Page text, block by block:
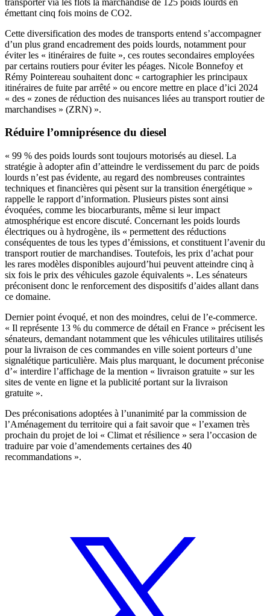
émettant cinq fois moins de CO2.
Cette diversification des modes de transports entend s’accompagner
d’un plus grand encadrement des poids lourds, notamment pour
éviter les « itinéraires de fuite », ces routes secondaires employées
par certains routiers pour éviter les péages. Nicole Bonnefoy et
Rémy Pointereau souhaitent donc « cartographier les principaux
itinéraires de fuite par arrêté » ou encore mettre en place d’ici 2024
« des « zones de réduction des nuisances liées au transport routier de
marchandises » (ZRN) ».
Réduire l’omniprésence du diesel
« 99 % des poids lourds sont toujours motorisés au diesel. La
stratégie à adopter afin d’atteindre le verdissement du parc de poids
lourds n’est pas évidente, au regard des nombreuses contraintes
techniques et financières qui pèsent sur la transition énergétique »
rappelle le rapport d’information. Plusieurs pistes sont ainsi
évoquées, comme les biocarburants, même si leur impact
atmosphérique est encore discuté. Concernant les poids lourds
électriques ou à hydrogène, ils « permettent des réductions
conséquentes de tous les types d’émissions, et constituent l’avenir du
transport routier de marchandises. Toutefois, les prix d’achat pour
les rares modèles disponibles aujourd’hui peuvent atteindre cinq à
six fois le prix des véhicules gazole équivalents ». Les sénateurs
préconisent donc le renforcement des dispositifs d’aides allant dans
ce domaine.
Dernier point évoqué, et non des moindres, celui de l’e-commerce.
« Il représente 13 % du commerce de détail en France » précisent les
sénateurs, demandant notamment que les véhicules utilitaires utilisés
pour la livraison de ces commandes en ville soient porteurs d’une
signalétique particulière. Mais plus marquant, le document préconise
d’« interdire l’affichage de la mention « livraison gratuite » sur les
sites de vente en ligne et la publicité portant sur la livraison
gratuite ».
Des préconisations adoptées à l’unanimité par la commission de
l’Aménagement du territoire qui a fait savoir que « l’examen très
prochain du projet de loi « Climat et résilience » sera l’occasion de
traduire par voie d’amendements certaines des 40
recommandations ».